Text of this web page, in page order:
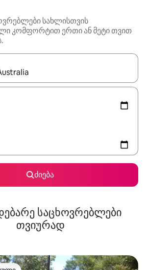
სახლისთვის
კომფორტით ერთი ან მეტი თვით
გახდება, ნავიგაციისთვის
ძიება
საცხოვრებლები
თვიურად